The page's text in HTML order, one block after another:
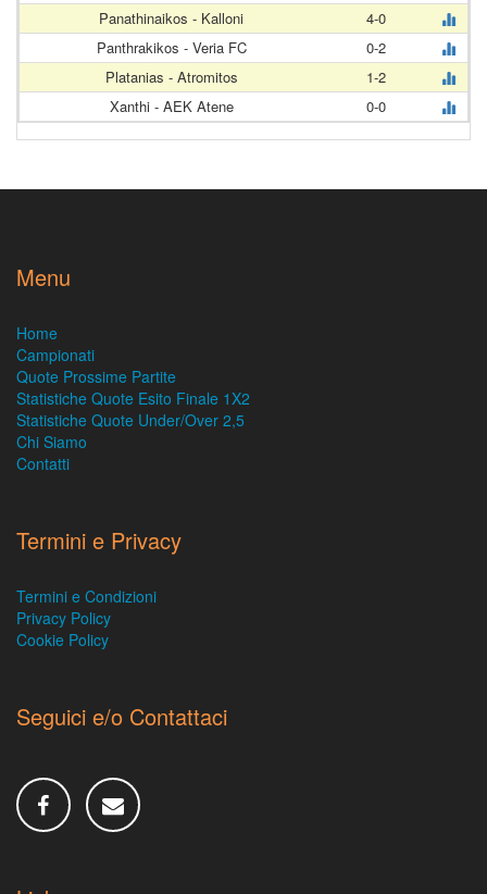
Panathinaikos - Kalloni
4-0
Panthrakikos - Veria FC
0-2
Platanias - Atromitos
1-2
Xanthi - AEK Atene
0-0
Menu
Home
Campionati
Quote Prossime Partite
Statistiche Quote Esito Finale 1X2
Statistiche Quote Under/Over 2,5
Chi Siamo
Contatti
Termini e Privacy
Termini e Condizioni
Privacy Policy
Cookie Policy
Seguici e/o Contattaci